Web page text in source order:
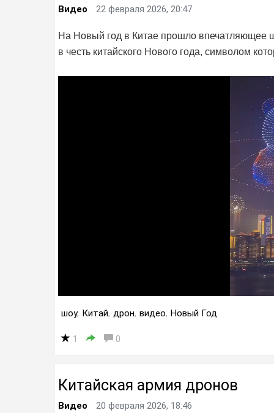
Видео 22 февраля 2026, 20:47
На Новый год в Китае прошло впечатляющее
в честь китайского Нового года, символом
шоу, Китай, дрон, видео, Новый Год
1 0
Китайская армия дронов
Видео 20 февраля 2026, 18:46